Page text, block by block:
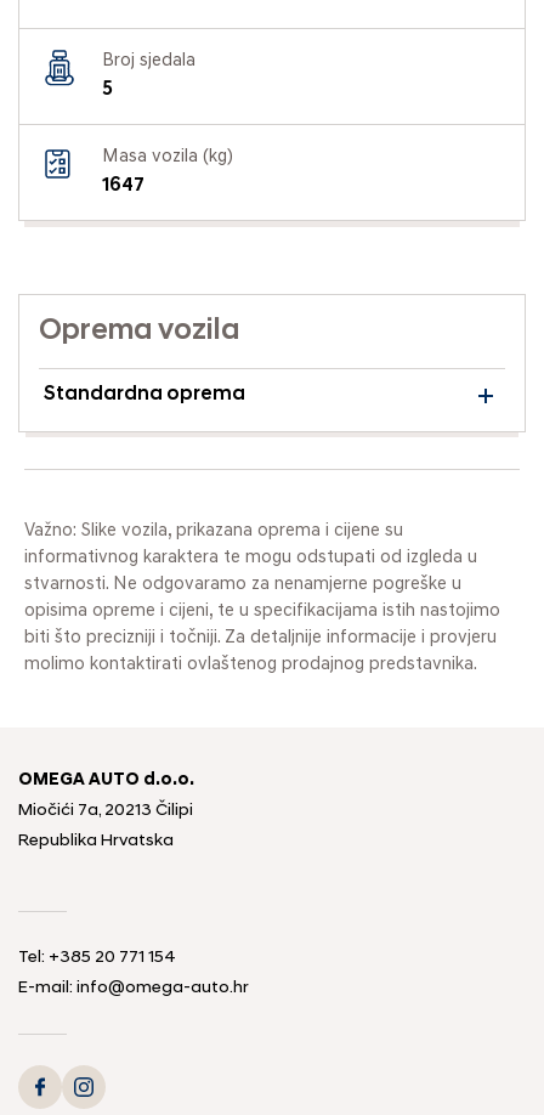
Broj sjedala
5
Masa vozila (kg)
1647
Oprema vozila
Standardna oprema
Važno: Slike vozila, prikazana oprema i cijene su
informativnog karaktera te mogu odstupati od izgleda u
stvarnosti. Ne odgovaramo za nenamjerne pogreške u
opisima opreme i cijeni, te u specifikacijama istih nastojimo
biti što precizniji i točniji. Za detaljnije informacije i provjeru
molimo kontaktirati ovlaštenog prodajnog predstavnika.
OMEGA AUTO d.o.o.
Miočići 7a, 20213 Čilipi
Republika Hrvatska
Tel: +385 20 771 154
E-mail: info@omega-auto.hr